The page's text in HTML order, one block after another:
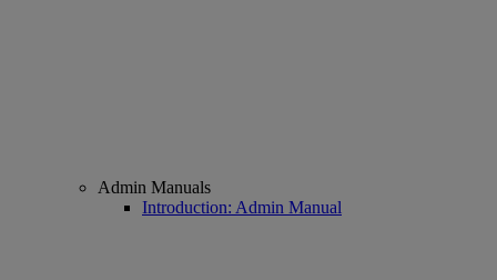
Admin Manuals
Introduction: Admin Manual